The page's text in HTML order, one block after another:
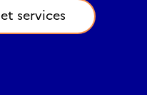
services